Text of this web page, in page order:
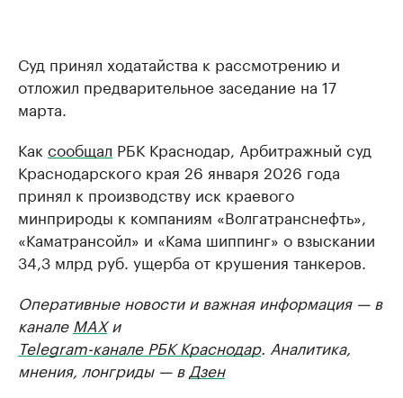
Суд принял ходатайства к рассмотрению и
отложил предварительное заседание на 17
марта.
Как сообщал РБК Краснодар, Арбитражный суд
Краснодарского края 26 января 2026 года
принял к производству иск краевого
минприроды к компаниям «Волгатранснефть»,
«Каматрансойл» и «Кама шиппинг» о взыскании
34,3 млрд руб. ущерба от крушения танкеров.
Оперативные новости и важная информация — в
канале MAXи
Telegram-канале РБК Краснодар. Аналитика,
мнения, лонгриды — в Дзен